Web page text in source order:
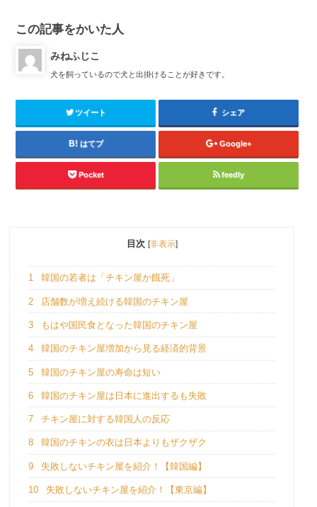
この記事をかいた人
みねふじこ
犬を飼っているので犬と出掛けることが好きです。
ツイート シェア
はてブ Google+
Pocket feedly
目次 [非表示]
1 韓国の若者は「チキン屋か餓死」
2 店舗数が増え続ける韓国のチキン屋
3 もはや国民食となった韓国のチキン屋
4 韓国のチキン屋増加から見る経済的背景
5 韓国のチキン屋の寿命は短い
6 韓国のチキン屋は日本に進出するも失敗
7 チキン屋に対する韓国人の反応
8 韓国のチキンの衣は日本よりもザクザク
9 失敗しないチキン屋を紹介！【韓国編】
10 失敗しないチキン屋を紹介！【東京編】